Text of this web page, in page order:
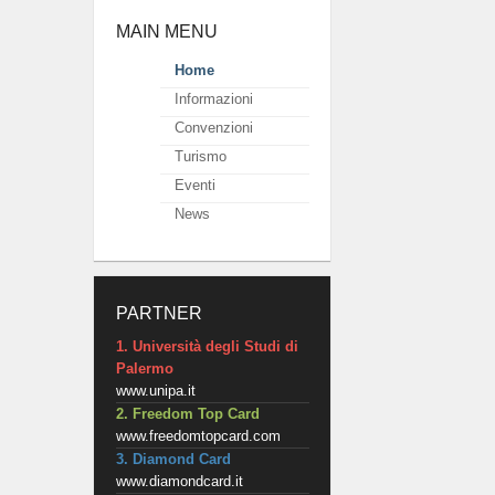
MAIN MENU
Home
Informazioni
Convenzioni
Turismo
Eventi
News
PARTNER
1. Università degli Studi di
Palermo
www.unipa.it
2. Freedom Top Card
www.freedomtopcard.com
3. Diamond Card
www.diamondcard.it